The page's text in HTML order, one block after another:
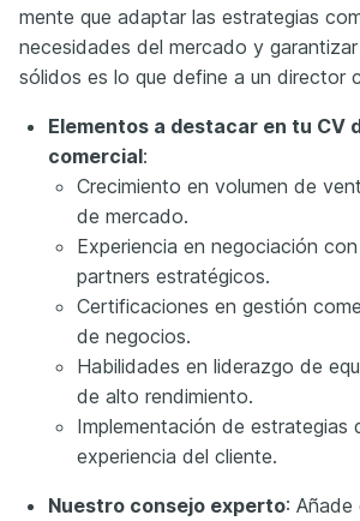
mente que adaptar las estrategias
necesidades del mercado y
sólidos es lo que define a un director
Elementos a destacar en tu CV
comercial:
Crecimiento en volumen de
de mercado.
Experiencia en negociación
partners estratégicos.
Certificaciones en gestión
de negocios.
Habilidades en liderazgo de
de alto rendimiento.
Implementación de estrategias
experiencia del cliente.
Nuestro consejo experto: Añade